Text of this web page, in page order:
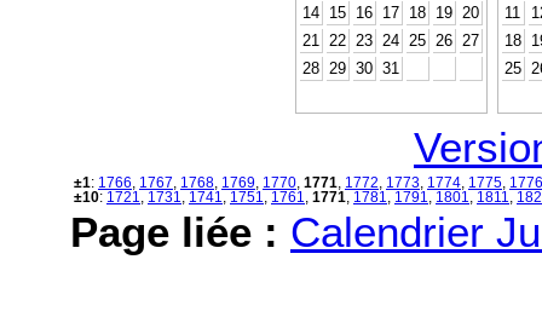
14
15 16 17 18 19
20
21
22 23 24 25 26
27
28
29 30 31
11
18
25
±1: 1766 1767 1768 1769 1770 1771 1772 1773 1774 1775 1776
±10: 1721 1731 1741 1751 1761 1771 1781 1791 1801 1811
Page liée : Calendrier